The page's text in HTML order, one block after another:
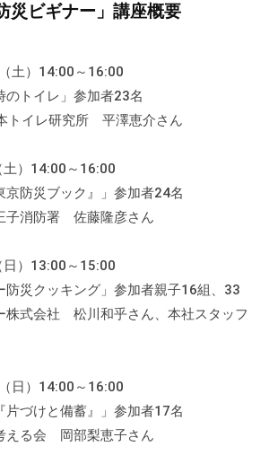
災ビギナー」講座概要
土）14:00～16:00
のトイレ」参加者23名
トイレ研究所 平澤恵介さん
土）14:00～16:00
京防災ブック』」参加者24名
子消防署 佐藤隆彦さん
日）13:00～15:00
防災クッキング」参加者親子16組、33
式会社 松川和乎さん、本社スタッフ
日）14:00～16:00
片づけと備蓄』」参加者17名
える会 岡部梨恵子さん